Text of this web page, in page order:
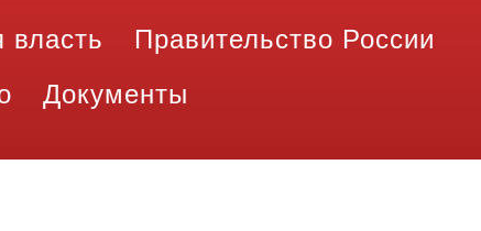
власть
Правительство России
Документы